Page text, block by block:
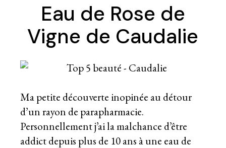
Eau de Rose de
Vigne de Caudalie
Ma petite découverte inopinée au détour
d’un rayon de parapharmacie.
Personnellement j’ai la malchance d’être
addict depuis plus de 10 ans à une eau de